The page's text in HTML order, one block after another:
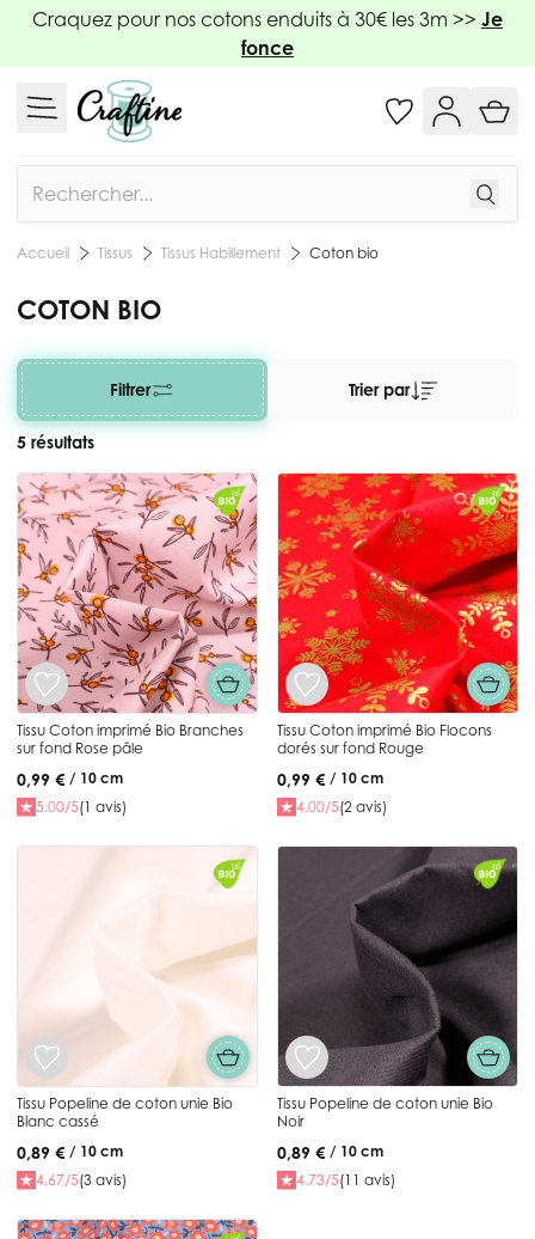
Allez au contenu
Craquez pour nos cotons enduits à 30€ les 3m >> Je
fonce
Accueil Tissus Tissus Habillement Coton bio
COTON BIO
Filtrer
5 résultats
Trier par
Tissu Coton imprimé Bio Branches
sur fond Rose pâle
0,99 € / 10 cm
5.00/5(1 avis)
Tissu Coton imprimé Bio Flocons
dorés sur fond Rouge
0,99 € / 10 cm
4.00/5(2 avis)
Tissu Popeline de coton unie Bio
Blanc cassé
0,89 € / 10 cm
4.67/5(3 avis)
Tissu Popeline de coton unie Bio
Noir
0,89 € / 10 cm
4.73/5(11 avis)